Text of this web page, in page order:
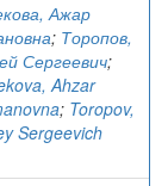
Ажар
; Торопов,
Сергеевич;
Ahzar
; Toropov,
Sergeevich